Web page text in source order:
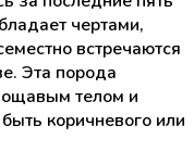
чертами,
встречаются
Эта порода
телом и
коричневого или